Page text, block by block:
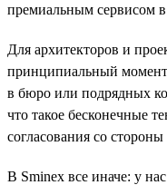
премиальным сервисом
Для архитекторов и
принципиальный
в бюро или подрядных
что такое бесконечные
согласования со стороны
В Sminex все иначе: у